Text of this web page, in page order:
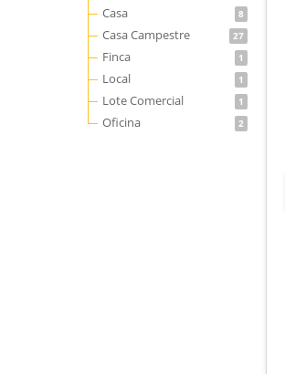
Casa 8
Casa Campestre 27
Finca 1
Local 1
Lote Comercial 1
Oficina 2